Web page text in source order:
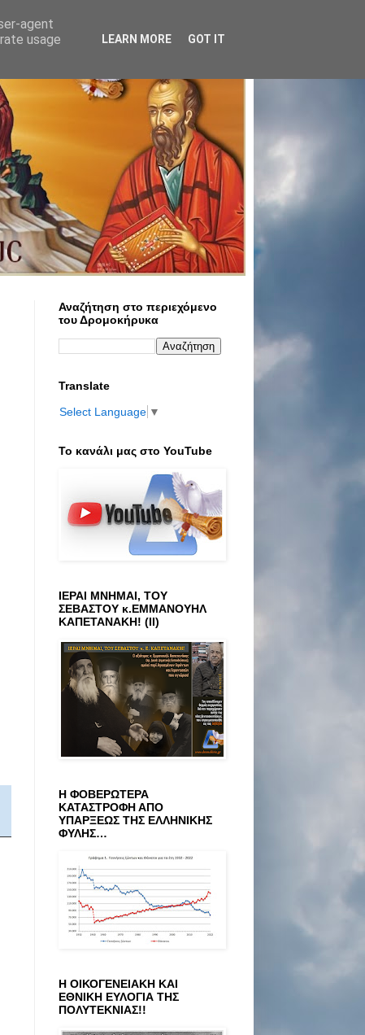
Αναζήτηση στο περιεχόμενο
του Δρομοκήρυκα
Translate
Select Language ▼
Το κανάλι μας στο ΥοuTube
ΙΕΡΑΙ ΜΝΗΜΑΙ, ΤΟΥ
ΣΕΒΑΣΤΟΥ κ.ΕΜΜΑΝΟΥΗΛ
ΚΑΠΕΤΑΝΑΚΗ! (ΙΙ)
Η ΦΟΒΕΡΩΤΕΡΑ
ΚΑΤΑΣΤΡΟΦΗ ΑΠΟ
ΥΠΑΡΞΕΩΣ ΤΗΣ ΕΛΛΗΝΙΚΗΣ
ΦΥΛΗΣ…
Η ΟΙΚΟΓΕΝΕΙΑΚΗ ΚΑΙ
ΕΘΝΙΚΗ ΕΥΛΟΓΙΑ ΤΗΣ
ΠΟΛΥΤΕΚΝΙΑΣ!!
agent
usage
LEARN MORE GOT IT